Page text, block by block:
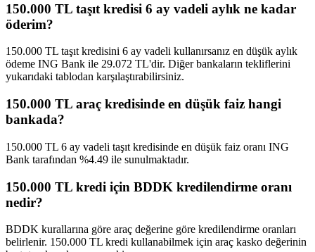
150.000 TL taşıt kredisi 6 ay vadeli aylık ne kadar
öderim?
150.000 TL taşıt kredisini 6 ay vadeli kullanırsanız en düşük aylık
ödeme ING Bank ile 29.072 TL'dir. Diğer bankaların tekliflerini
yukarıdaki tablodan karşılaştırabilirsiniz.
150.000 TL araç kredisinde en düşük faiz hangi
bankada?
150.000 TL 6 ay vadeli taşıt kredisinde en düşük faiz oranı ING
Bank tarafından %4.49 ile sunulmaktadır.
150.000 TL kredi için BDDK kredilendirme oranı
nedir?
BDDK kurallarına göre araç değerine göre kredilendirme oranları
belirlenir. 150.000 TL kredi kullanabilmek için araç kasko değerinin